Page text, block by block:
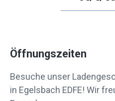
Öffnungszeiten
Besuche unser
in Egelsbach EDFE! Wir